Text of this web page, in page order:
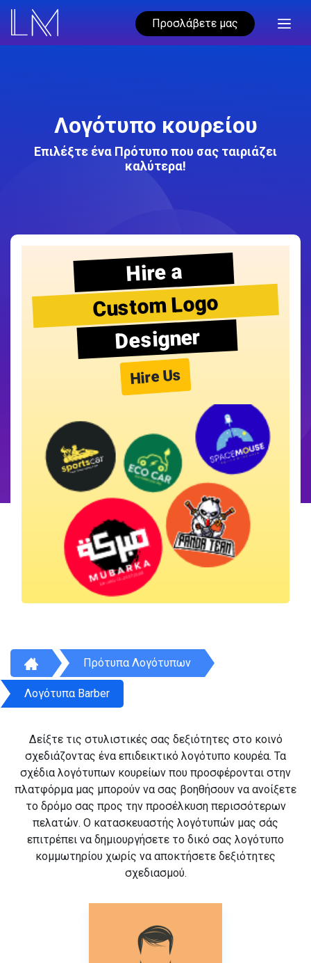
Προσλάβετε μας
Λογότυπο κουρείου
Επιλέξτε ένα Πρότυπο που σας ταιριάζει
καλύτερα!
Hire a
Custom Logo
Designer
Hire Us
Πρότυπα Λογότυπων
Λογότυπα Barber
Δείξτε τις στυλιστικές σας δεξιότητες στο κοινό
σχεδιάζοντας ένα επιδεικτικό λογότυπο κουρέα. Τα
σχέδια λογότυπων κουρείων που προσφέρονται στην
πλατφόρμα μας μπορούν να σας βοηθήσουν να ανοίξετε
το δρόμο σας προς την προσέλκυση περισσότερων
πελατών. Ο κατασκευαστής λογότυπών μας σάς
επιτρέπει να δημιουργήσετε το δικό σας λογότυπο
κομμωτηρίου χωρίς να αποκτήσετε δεξιότητες
σχεδιασμού.